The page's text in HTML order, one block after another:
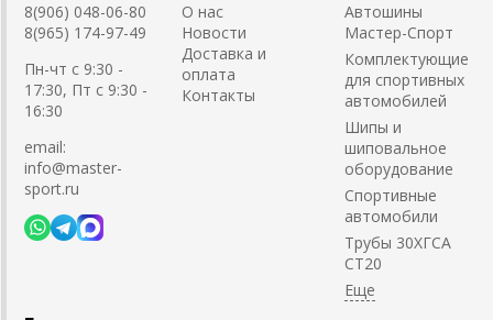
8(906) 048-06-80
8(965) 174-97-49
Пн-чт с 9:30 -
17:30, Пт с 9:30 -
16:30
email:
info@master-
sport.ru
О нас
Новости
Доставка и
оплата
Контакты
Автошины
Мастер-Спорт
Комплектующие
для спортивных
автомобилей
Шипы и
шиповальное
оборудование
Cпортивные
автомобили
Трубы 30ХГСА
СТ20